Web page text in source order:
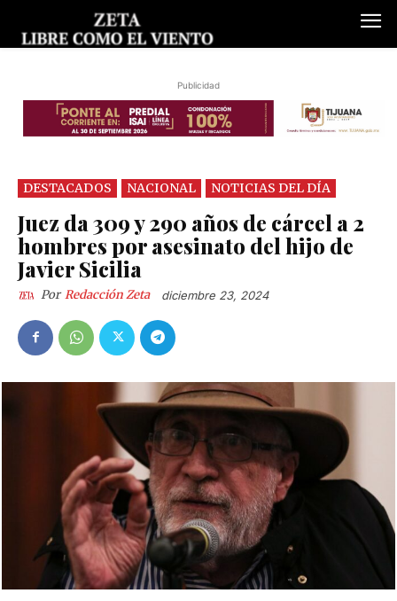
Publicidad
DESTACADOS NACIONAL NOTICIAS DEL DÍA
Juez da 309 y 290 años de cárcel a 2
hombres por asesinato del hijo de
Javier Sicilia
Por Redacción Zeta diciembre 23, 2024